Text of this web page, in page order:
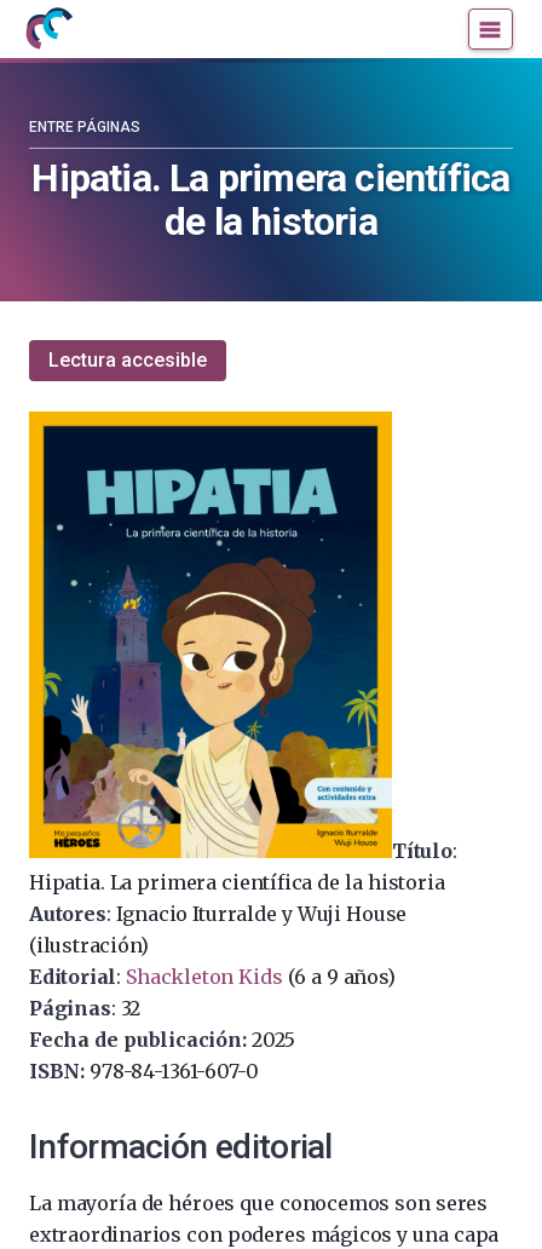
Mujeres
con
la
blog
la
Hipatia. La primera científica
de la historia
ENTRE PÁGINAS
Lectura accesible
Título:
Hipatia. La primera científica de la historia
Autores: Ignacio Iturralde y Wuji House
(ilustración)
Editorial: Shackleton Kids (6 a 9 años)
Páginas: 32
Fecha de publicación:2025
ISBN: 978-84-1361-607-0
Información editorial
La mayoría de héroes que conocemos son seres
extraordinarios con poderes mágicos y una capa